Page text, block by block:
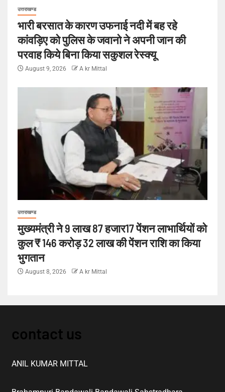
उत्तराखण्ड
भारी बरसात के कारण उफनाई नदी में बह रहे
कांवड़िए को पुलिस के जवानो ने अपनी जान की
परवाह किये बिना किया सकुशल रेस्क्यू
August 9, 2026 A kr Mittal
उत्तराखण्ड
मुख्यमंत्री ने 9 लाख 87 हजार17 पेंशन लाभार्थियों को
कुल ₹ 146 करोड़ 32 लाख की पेंशन राशि का किया
भुगतान
August 8, 2026 A kr Mittal
contact us
ANIL KUMAR MITTAL